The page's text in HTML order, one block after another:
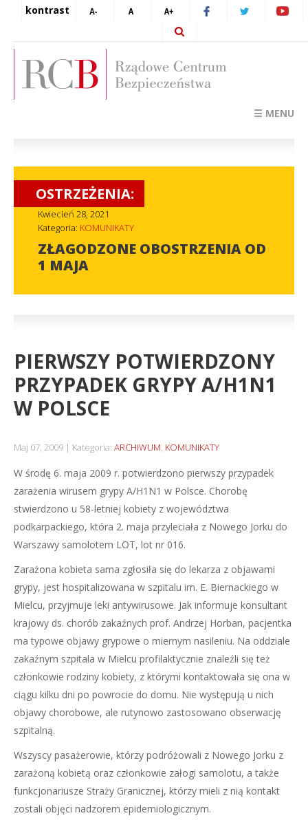
kontrast
☰ MENU
OSTRZEŻENIA:
Kwiecień 28, 2021
Kategoria: KOMUNIKATY
ZŁAGODZONE OBOSTRZENIA OD
1 MAJA
PIERWSZY POTWIERDZONY
PRZYPADEK GRYPY A/H1N1
W POLSCE
Maj 07, 2009 Kategoria: ARCHIWUM, KOMUNIKATY
W środę 6. maja 2009 r. potwierdzono pierwszy przypadek
zarażenia wirusem grypy A/H1N1 w Polsce. Chorobę
stwierdzono u 58-letniej kobiety z województwa
podkarpackiego, która 2. maja przyleciała z Nowego Jorku do
Warszawy samolotem LOT, lot nr 016.
Zarażona kobieta sama zgłosiła się do lekarza z objawami
grypy, jest hospitalizowana w szpitalu im. E. Biernackiego w
Mielcu, przyjmuje leki antywirusowe. Jak informuje konsultant
krajowy ds. chorób zakaźnych prof. Andrzej Horban, pacjentka
ma typowe objawy grypowe o miernym nasileniu. Na oddziale
zakaźnym szpitala w Mielcu profilaktycznie znaleźli się też
członkowie rodziny kobiety, z którymi kontaktowała się ona w
ciągu kilku dni po powrocie do domu. Nie występują u nich
objawy chorobowe, ale rutynowo zastosowano obserwację
szpitalną.
Wszyscy pasażerowie, którzy podróżowali z Nowego Jorku z
zarażoną kobietą oraz członkowie załogi samolotu, a także
funkcjonariusze Straży Granicznej, którzy mieli z nią kontakt
zostali objęci nadzorem epidemiologicznym.